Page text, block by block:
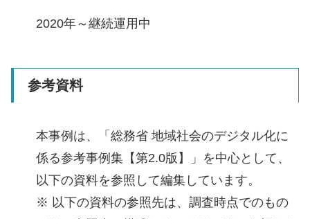
2020年～継続運用中
参考資料
本事例は、「総務省 地域社会のデジタル化に
係る参考事例集【第2.0版】」を中心として、
以下の資料を参照して編集しています。
※ 以下の資料の参照先は、調査時点でのもの